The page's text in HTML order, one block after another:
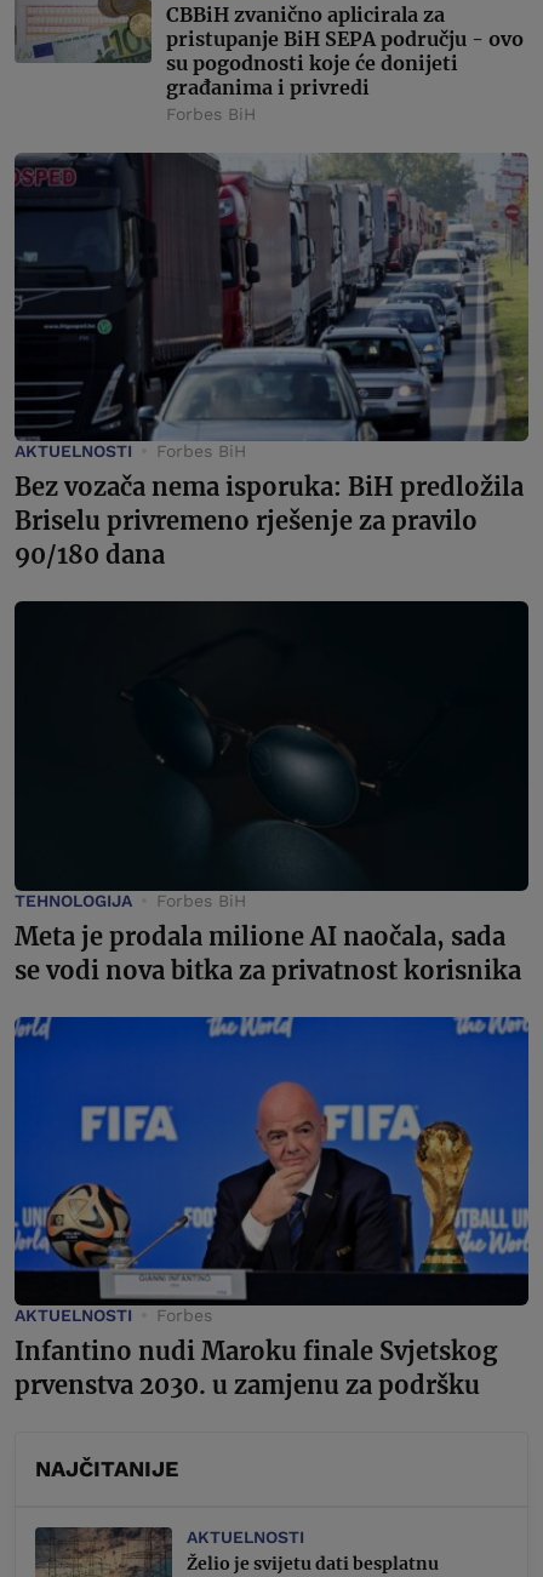
CBBiH zvanično aplicirala za
pristupanje BiH SEPA području - ovo
su pogodnosti koje će donijeti
građanima i privredi
Forbes BiH
AKTUELNOSTI Forbes BiH
Bez vozača nema isporuka: BiH predložila
Briselu privremeno rješenje za pravilo
90/180 dana
TEHNOLOGIJA Forbes BiH
Meta je prodala milione AI naočala, sada
se vodi nova bitka za privatnost korisnika
AKTUELNOSTI Forbes
Infantino nudi Maroku finale Svjetskog
prvenstva 2030. u zamjenu za podršku
NAJČITANIJE
AKTUELNOSTI
Želio je svijetu dati besplatnu